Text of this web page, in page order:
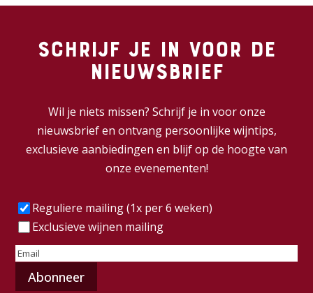
Schrijf je in voor de
nieuwsbrief
Wil je niets missen? Schrijf je in voor onze
nieuwsbrief en ontvang persoonlijke wijntips,
exclusieve aanbiedingen en blijf op de hoogte van
onze evenementen!
Frequentie(Vereist)
Reguliere mailing (1x per 6 weken)
Exclusieve wijnen mailing
E-
mailadres(Vereist)